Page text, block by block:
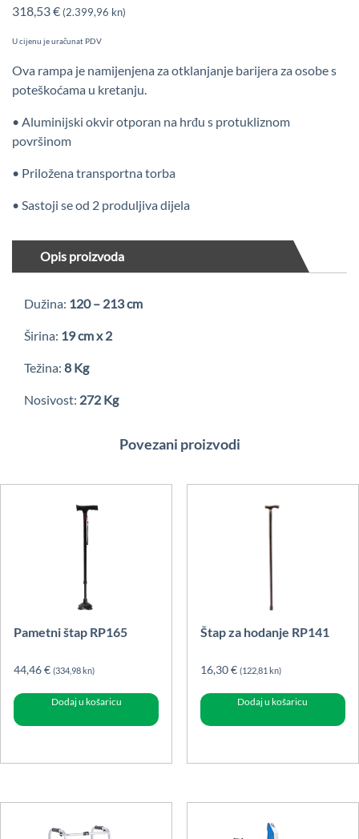
318,53€ (2.399,96 kn)
U cijenu je uračunat PDV
Ova rampa je namijenjena za otklanjanje barijera za osobe s
poteškoćama u kretanju.
• Aluminijski okvir otporan na hrđu s protukliznom
površinom
• Priložena transportna torba
• Sastoji se od 2 produljiva dijela
Opis proizvoda
Dužina: 120 – 213 cm
Širina: 19 cm x 2
Težina: 8 Kg
Nosivost: 272 Kg
Povezani proizvodi
Pametni štap RP165
44,46€ (334,98 kn)
Dodaj u košaricu
Štap za hodanje RP141
16,30€ (122,81 kn)
Dodaj u košaricu